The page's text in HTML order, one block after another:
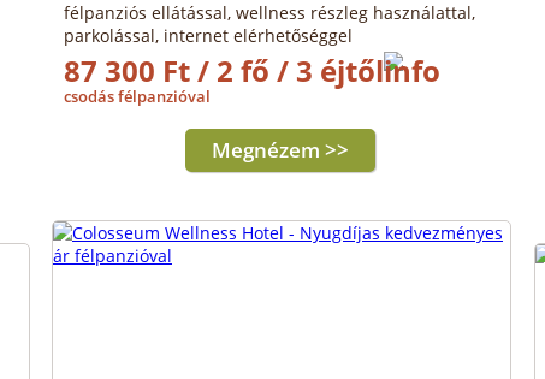
félpanziós ellátással, wellness részleg használattal,
parkolással, internet elérhetőséggel
87 300 Ft / 2 fő / 3 éjtől
csodás félpanzióval
Megnézem >>